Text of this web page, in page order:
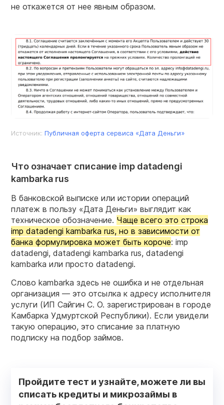
не откажется от нее явным образом.
Источник: Публичная оферта сервиса «Дата Деньги»
Что означает списание imp datadengi
kambarka rus
В банковской выписке или истории операций
платеж в пользу «Дата Деньги» выглядит как
техническое обозначение. Чаще всего это строка
imp datadengi kambarka rus, но в зависимости от
банка формулировка может быть короче: imp
datadengi, datadengi kambarka rus, datadengi
kambarka или просто datadengi.
Слово kambarka здесь не ошибка и не отдельная
организация — это отсылка к адресу исполнителя
услуги (ИП Сайгин С. О. зарегистрирован в городе
Камбарка Удмуртской Республики). Если увидели
такую операцию, это списание за платную
подписку на подбор займов.
Пройдите тест и узнайте, можете ли вы
списать кредиты и микрозаймы в